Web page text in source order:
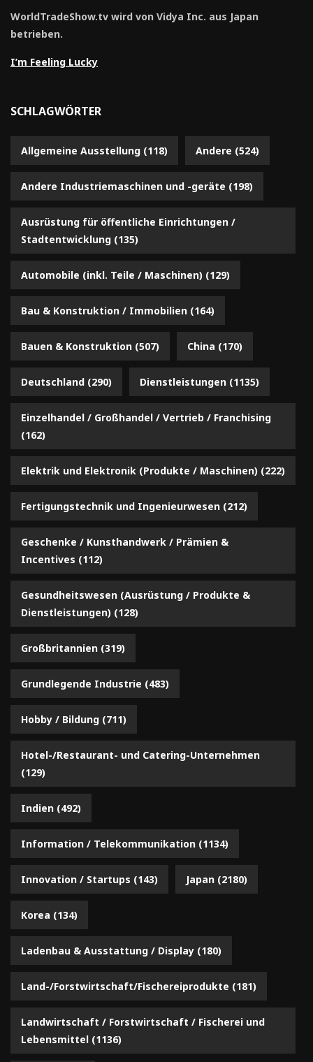
WorldTradeShow.tv wird von Vidya Inc. aus Japan
betrieben.
I’m Feeling Lucky
SCHLAGWÖRTER
Allgemeine Ausstellung (118) Andere (524)
Andere Industriemaschinen und -geräte (198)
Ausrüstung für öffentliche Einrichtungen /
Stadtentwicklung (135)
Automobile (inkl. Teile / Maschinen) (129)
Bau & Konstruktion / Immobilien (164)
Bauen & Konstruktion (507) China (170)
Deutschland (290) Dienstleistungen (1135)
Einzelhandel / Großhandel / Vertrieb / Franchising
(162)
Elektrik und Elektronik (Produkte / Maschinen) (222)
Fertigungstechnik und Ingenieurwesen (212)
Geschenke / Kunsthandwerk / Prämien &
Incentives (112)
Gesundheitswesen (Ausrüstung / Produkte &
Dienstleistungen) (128)
Großbritannien (319)
Grundlegende Industrie (483)
Hobby / Bildung (711)
Hotel-/Restaurant- und Catering-Unternehmen
(129)
Indien (492)
Information / Telekommunikation (1134)
Innovation / Startups (143) Japan (2180)
Korea (134)
Ladenbau & Ausstattung / Display (180)
Land-/Forstwirtschaft/Fischereiprodukte (181)
Landwirtschaft / Forstwirtschaft / Fischerei und
Lebensmittel (1136)